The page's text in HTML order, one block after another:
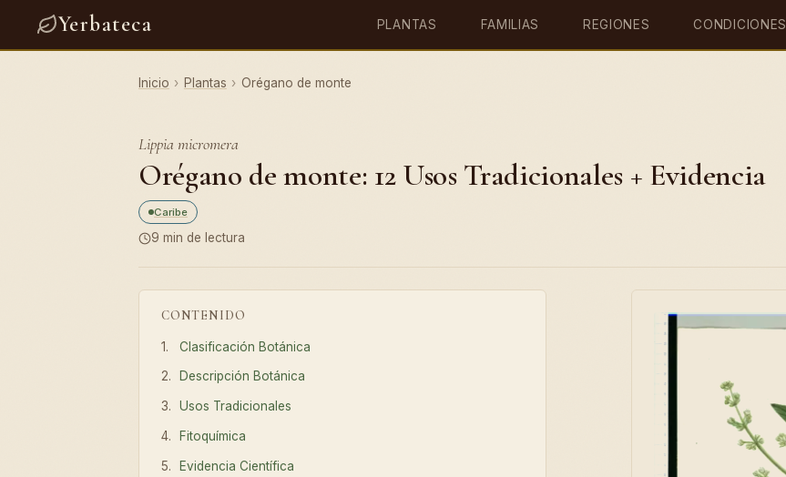
Yerbateca PLANTAS FAMILIAS REGIONES CONDICIONES
Inicio › Plantas › Orégano de monte
Lippia micromera
Orégano de monte: 12 Usos Tradicionales + Evidencia
Caribe
9 min de lectura
CONTENIDO
Clasificación Botánica
Descripción Botánica
Usos Tradicionales
Fitoquímica
Evidencia Científica